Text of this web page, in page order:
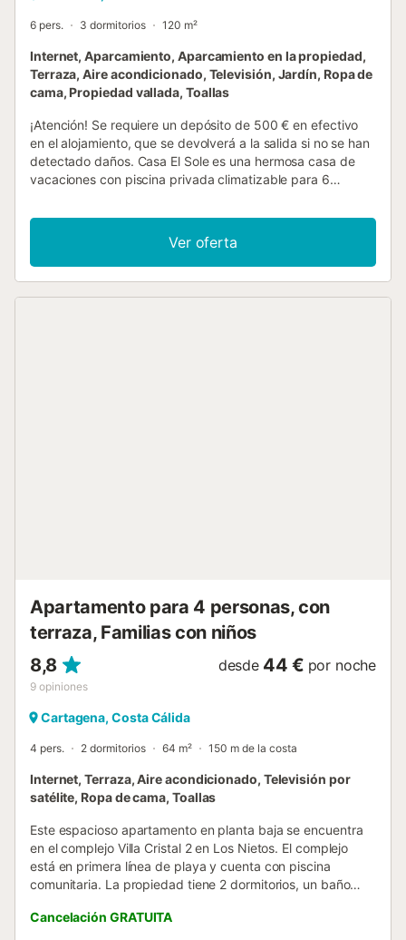
6 pers. 3 dormitorios 120 m²
Internet, Aparcamiento, Aparcamiento en la propiedad,
Terraza, Aire acondicionado, Televisión, Jardín, Ropa de
cama, Propiedad vallada, Toallas
¡Atención! Se requiere un depósito de 500 € en efectivo
en el alojamiento, que se devolverá a la salida si no se han
detectado daños. Casa El Sole es una hermosa casa de
vacaciones con piscina privada climatizable para 6
de vacaciones se encuentra en un tranquilo barrio español
y combina el encanto de la arquitectura tradicional
española con un interior moderno. El interior incluye un
acogedor salón y una cocina moderna equipada con
Ver oferta
Apartamento para 4 personas, con
terraza, Familias con niños
8,8
9 opiniones
desde 44 € por noche
Cartagena, Costa Cálida
4 pers. 2 dormitorios 64 m² 150 m de la costa
Internet, Terraza, Aire acondicionado, Televisión por
satélite, Ropa de cama, Toallas
Este espacioso apartamento en planta baja se encuentra
en el complejo Villa Cristal 2 en Los Nietos. El complejo
está en primera línea de playa y cuenta con piscina
comunitaria. La propiedad tiene 2 dormitorios, un baño
equipada y un gran patio con barbacoa. Hay internet
Cancelación GRATUITA